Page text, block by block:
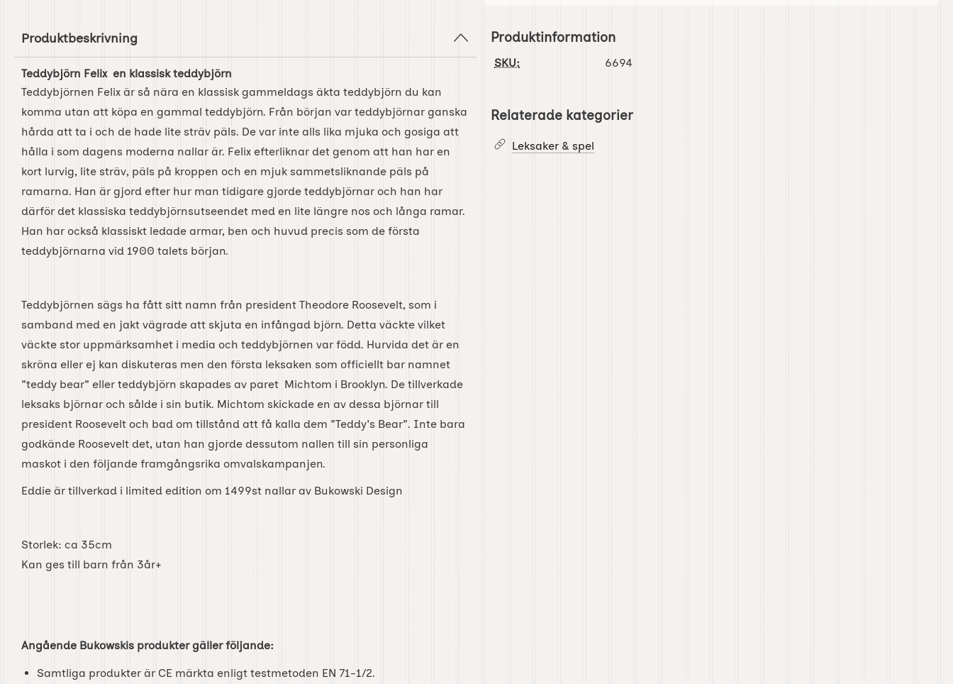
Produktbeskrivning
Teddybjörn Felix en klassisk teddybjörn
Teddybjörnen Felix är så nära en klassisk gammeldags äkta teddybjörn du kan
komma utan att köpa en gammal teddybjörn. Från början var teddybjörnar ganska
hårda att ta i och de hade lite sträv päls. De var inte alls lika mjuka och gosiga att
hålla i som dagens moderna nallar är. Felix efterliknar det genom att han har en
kort lurvig, lite sträv, päls på kroppen och en mjuk sammetsliknande päls på
ramarna. Han är gjord efter hur man tidigare gjorde teddybjörnar och han har
därför det klassiska teddybjörnsutseendet med en lite längre nos och långa ramar.
Han har också klassiskt ledade armar, ben och huvud precis som de första
teddybjörnarna vid 1900 talets början.
Teddybjörnen sägs ha fått sitt namn från president Theodore Roosevelt, som i
samband med en jakt vägrade att skjuta en infångad björn. Detta väckte vilket
väckte stor uppmärksamhet i media och teddybjörnen var född. Hurvida det är en
skröna eller ej kan diskuteras men den första leksaken som officiellt bar namnet
"teddy bear" eller teddybjörn skapades av paret Michtom i Brooklyn. De tillverkade
leksaks björnar och sålde i sin butik. Michtom skickade en av dessa björnar till
president Roosevelt och bad om tillstånd att få kalla dem "Teddy's Bear". Inte bara
godkände Roosevelt det, utan han gjorde dessutom nallen till sin personliga
maskot i den följande framgångsrika omvalskampanjen.
Eddie är tillverkad i limited edition om 1499st nallar av Bukowski Design
Storlek: ca 35cm
Kan ges till barn från 3år+
Angående Bukowskis produkter gäller följande:
Samtliga produkter är CE märkta enligt testmetoden EN 71-1/2.
Produktinformation
SKU: 6694
Relaterade kategorier
Leksaker & spel